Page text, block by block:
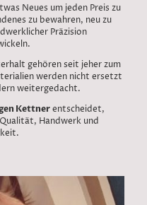
Neues um jeden Preis zu
zu bewahren, neu zu
Präzision
gehören seit jeher zum
werden nicht ersetzt
weitergedacht.
Kettnerentscheidet,
Handwerk und